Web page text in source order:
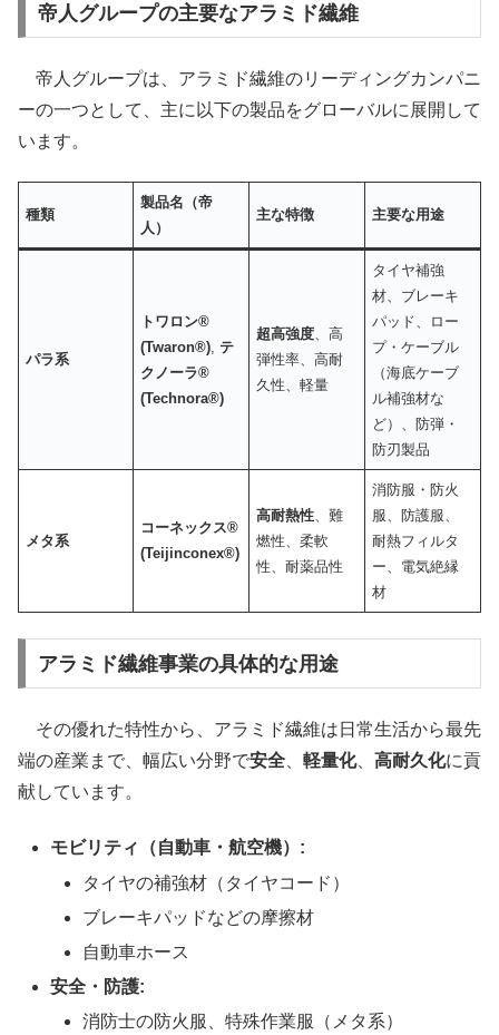
帝人グループの主要なアラミド繊維
帝人グループは、アラミド繊維のリーディングカンパニ
ーの一つとして、主に以下の製品をグローバルに展開して
います。
種類
製品名（帝
人）
主な特徴 主要な用途
パラ系
トワロン®
(Twaron®), テ
クノーラ®
(Technora®)
超高強度、高
弾性率、高耐
久性、軽量
タイヤ補強
材、ブレーキ
パッド、ロー
プ・ケーブル
（海底ケーブ
ル補強材な
ど）、防弾・
防刃製品
メタ系
コーネックス®
(Teijinconex®)
高耐熱性、難
燃性、柔軟
性、耐薬品性
消防服・防火
服、防護服、
耐熱フィルタ
ー、電気絶縁
材
アラミド繊維事業の具体的な用途
その優れた特性から、アラミド繊維は日常生活から最先
端の産業まで、幅広い分野で安全 軽量化、 高耐久化に貢
献しています。
モビリティ（自動車・航空機）:
タイヤの補強材（タイヤコード）
ブレーキパッドなどの摩擦材
自動車ホース
安全・防護:
消防士の防火服、特殊作業服（メタ系）